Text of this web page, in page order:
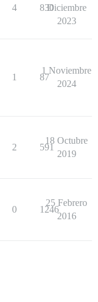
4 830Diciembre
2023
1 87
1 Noviembre
2024
2 591
18 Octubre
2019
0 1246
25 Febrero
2016